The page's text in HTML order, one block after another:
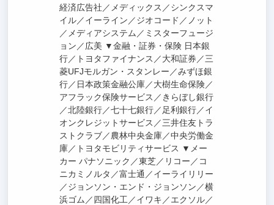
経済広告社／メディックス／シンクスマ
イル／イーライン／ジオコード／ノット
／メディアシステム／ミスターフュージ
ョン／広美 ▼金融・証券・保険 日本銀
行／トヨタファイナンス／大和証券／三
菱UFJモルガン・スタンレー／みずほ銀
行／日本政策金融公庫／大樹生命保険／
アフラック保険サービス／きらぼし銀行
／北陸銀行／七十七銀行／足利銀行／イ
オンクレジットサービス／三井住友トラ
ストクラブ／農林中央金庫／中央労働金
庫／トヨタモビリティサービス ▼メー
カー パナソニック／東芝／リコー／コ
ニカミノルタ／富士通／イーライリリー
／ジョンソン・エンド・ジョンソン／横
浜ゴム／四国化工／イワキ／エクソル／